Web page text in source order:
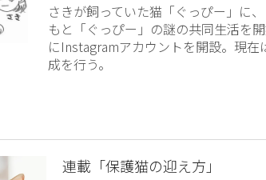
さきが飼っていた猫「ぐっぴー」に
もと「ぐっぴー」の謎の共同生活を
にInstagramアカウントを開設。現
成を行う。
連載「保護猫の迎え方」